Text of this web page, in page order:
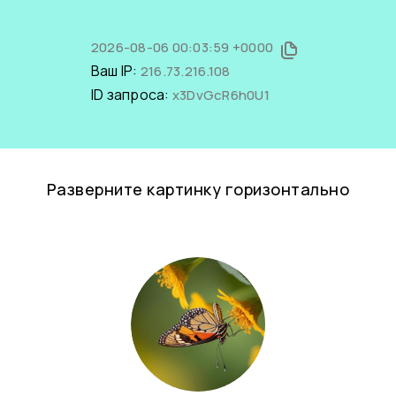
2026-08-06 00:03:59 +0000
Ваш IP: 216.73.216.108
ID запроса: x3DvGcR6h0U1
Разверните картинку горизонтально